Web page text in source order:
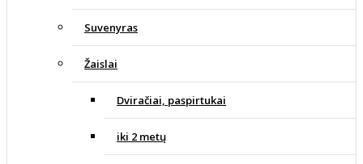
Suvenyras
Žaislai
Dviračiai, paspirtukai
iki 2 metų